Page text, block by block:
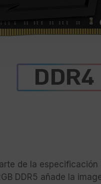
de la especificación
DDR5 añade la